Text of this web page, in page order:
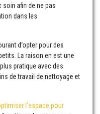
afin de ne pas
dans les
d’opter pour des
La raison en est une
pratique avec des
de travail de nettoyage et
l’espace pour